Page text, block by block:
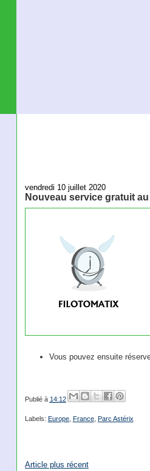
vendredi 10 juillet 2020
Nouveau service gratuit
Vous pouvez ensuite
Publié à 14:12
Labels: Europe, France, Parc Astérix
Article plus récent